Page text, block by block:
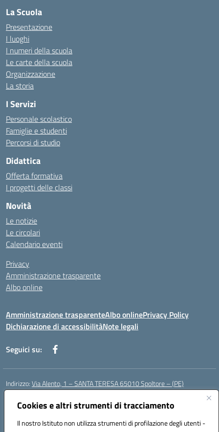
Cookies e altri strumenti di tracciamento
Il nostro Istituto non utilizza strumenti di profilazione degli utenti -
La Scuola
Presentazione
I luoghi
I numeri della scuola
Le carte della scuola
Organizzazione
La storia
I Servizi
Personale scolastico
Famiglie e studenti
Percorsi di studio
Didattica
Offerta formativa
I progetti delle classi
Novità
Le notizie
Le circolari
Calendario eventi
Privacy
Amministrazione trasparente
Albo online
Amministrazione trasparenteAlbo onlinePrivacy Policy
Dichiarazione di accessibilitàNote legali
Seguici su:
Indirizzo:Via Alento, 1 – SANTA TERESA 65010 Spoltore – (PE)
Centralino:
Posta elettronica certificata (PEC):peee052003@pec.istruzione.it
Codice fiscale: 80006490686